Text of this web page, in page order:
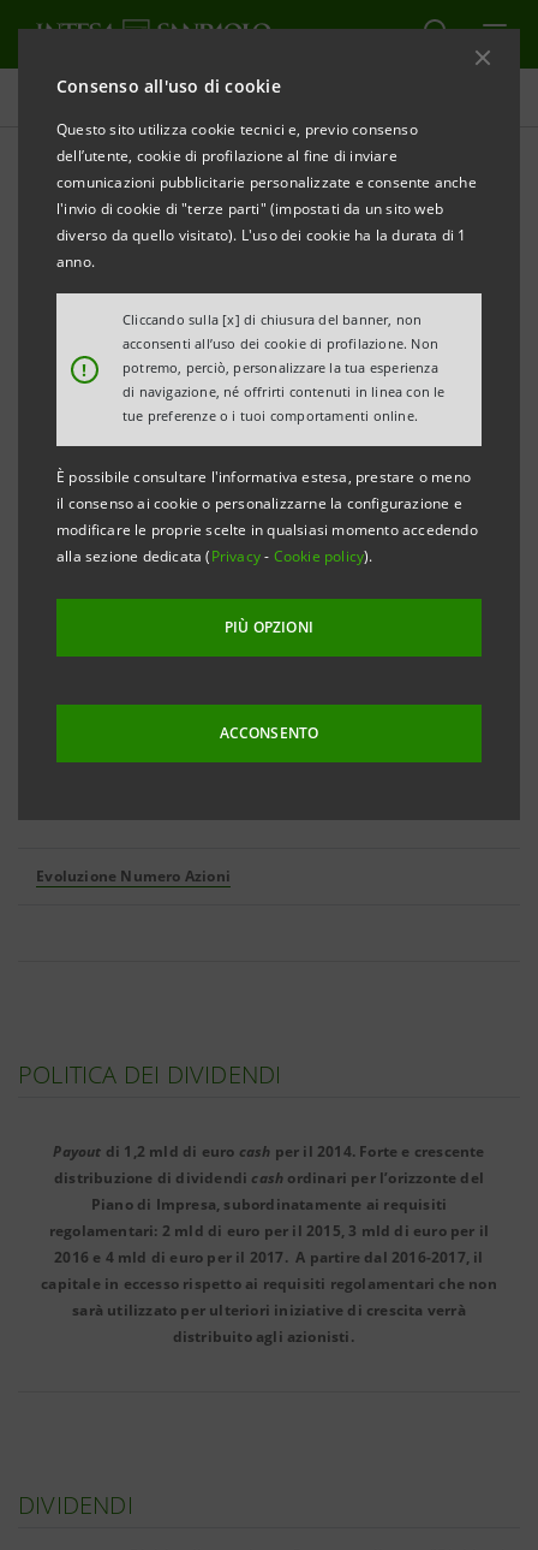
Consenso all'uso di cookie
Questo sito utilizza cookie tecnici e, previo consenso
dell’utente, cookie di profilazione al fine di inviare
comunicazioni pubblicitarie personalizzate e consente anche
l'invio di cookie di "terze parti" (impostati da un sito web
diverso da quello visitato). L'uso dei cookie ha la durata di 1
anno.
!
Cliccando sulla [x] di chiusura del banner, non
acconsenti all’uso dei cookie di profilazione. Non
potremo, perciò, personalizzare la tua esperienza
di navigazione, né offrirti contenuti in linea con le
tue preferenze o i tuoi comportamenti online.
È possibile consultare l'informativa estesa, prestare o meno
il consenso ai cookie o personalizzarne la configurazione e
modificare le proprie scelte in qualsiasi momento accedendo
alla sezione dedicata (Privacy- Cookie policy).
PIÙ OPZIONI
ACCONSENTO
Investor relations
Azioni e dividendi
ALERT STAMPA AGGIORNA
Filtra per Anno
AZIONI
Valore Nominale: 0,52 euro ciascuna
Ordinarie 15.859.575.782
Risparmio non convertibili 932.490.561
Evoluzione Numero Azioni
POLITICA DEI DIVIDENDI
Payout di 1,2 mld di euro cash per il 2014. Forte e crescente
distribuzione di dividendi cash ordinari per l’orizzonte del
Piano di Impresa, subordinatamente ai requisiti
regolamentari: 2 mld di euro per il 2015, 3 mld di euro per il
2016 e 4 mld di euro per il 2017. A partire dal 2016-2017, il
capitale in eccesso rispetto ai requisiti regolamentari che non
sarà utilizzato per ulteriori iniziative di crescita verrà
distribuito agli azionisti.
DIVIDENDI